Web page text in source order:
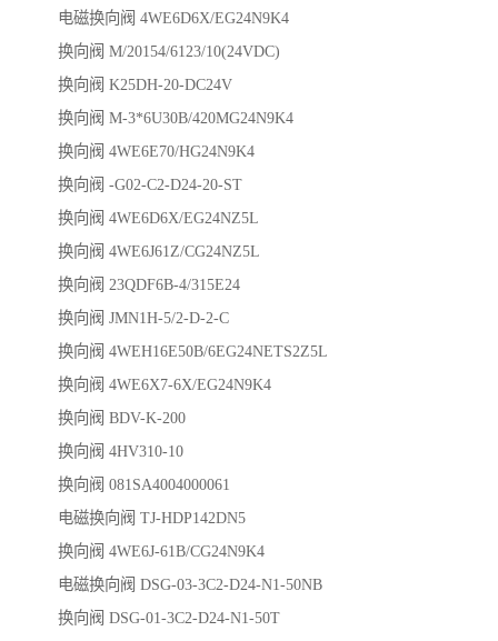
电磁换向阀 4WE6D6X/EG24N9K4
换向阀 M/20154/6123/10(24VDC)
换向阀 K25DH-20-DC24V
换向阀 M-3*6U30B/420MG24N9K4
换向阀 4WE6E70/HG24N9K4
换向阀 -G02-C2-D24-20-ST
换向阀 4WE6D6X/EG24NZ5L
换向阀 4WE6J61Z/CG24NZ5L
换向阀 23QDF6B-4/315E24
换向阀 JMN1H-5/2-D-2-C
换向阀 4WEH16E50B/6EG24NETS2Z5L
换向阀 4WE6X7-6X/EG24N9K4
换向阀 BDV-K-200
换向阀 4HV310-10
换向阀 081SA4004000061
电磁换向阀 TJ-HDP142DN5
换向阀 4WE6J-61B/CG24N9K4
电磁换向阀 DSG-03-3C2-D24-N1-50NB
换向阀 DSG-01-3C2-D24-N1-50T